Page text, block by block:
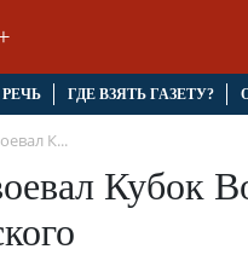
РЕЧЬ ГДЕ ВЗЯТЬ ГАЗЕТУ?
К...
Кубок